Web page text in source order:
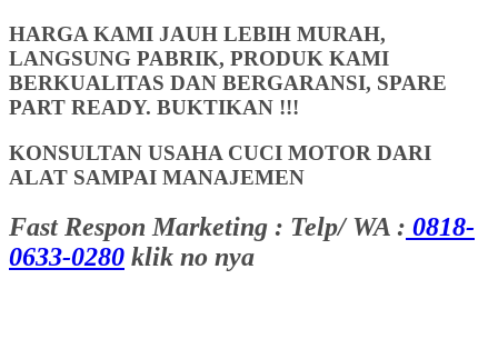
HARGA KAMI JAUH LEBIH MURAH,
LANGSUNG PABRIK, PRODUK KAMI
BERKUALITAS DAN BERGARANSI, SPARE
PART READY. BUKTIKAN !!!
KONSULTAN USAHA CUCI MOTOR DARI
ALAT SAMPAI MANAJEMEN
Fast Respon Marketing : Telp/ WA : 0818-
0633-0280 klik no nya